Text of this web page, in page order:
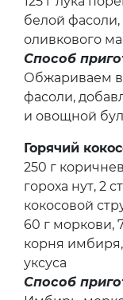
белой фасоли,
оливкового
Способ
Обжариваем
фасоли,
и овощной
Горячий
250 г
гороха нут, 2
кокосовой
60 г моркови,
корня имбиря,
уксуса
Способ